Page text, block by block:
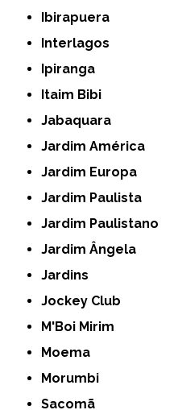
Ibirapuera
Interlagos
Ipiranga
Itaim Bibi
Jabaquara
Jardim América
Jardim Europa
Jardim Paulista
Jardim Paulistano
Jardim Ângela
Jardins
Jockey Club
M'Boi Mirim
Moema
Morumbi
Sacomã